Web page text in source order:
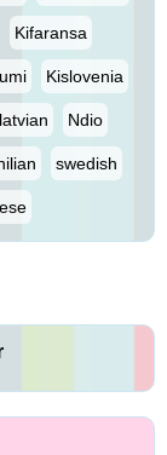
Kifaransa
Kislovenia
latvian Ndio
swedish